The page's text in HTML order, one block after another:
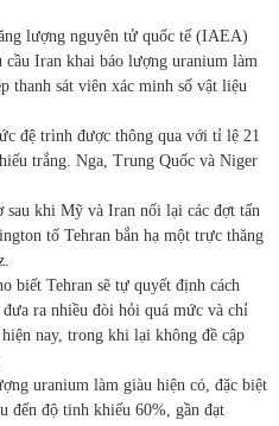
lượng nguyên tử quốc tế (IAEA)
cầu Iran khai báo lượng uranium làm
thanh sát viên xác minh số vật liệu
đệ trình được thông qua với tỉ lệ 21
trắng. Nga, Trung Quốc và Niger
sau khi Mỹ và Iran nối lại các đợt tấn
tố Tehran bắn hạ một trực thăng
biết Tehran sẽ tự quyết định cách
ra nhiều đòi hỏi quá mức và chỉ
nay, trong khi lại không đề cập
uranium làm giàu hiện có, đặc biệt
đến độ tinh khiếu 60%, gần đạt